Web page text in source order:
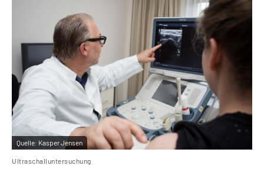
Quelle: Kasper Jensen
Ultraschalluntersuchung